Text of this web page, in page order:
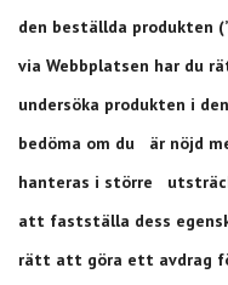
den beställda produkten
via Webbplatsen har du
undersöka produkten i
bedöma om du är nöjd
hanteras i större
att fastställa dess
rätt att göra ett avdrag